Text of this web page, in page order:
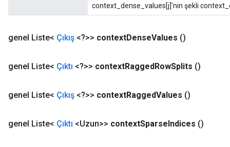
context_dense_values[j]'nin şekli
genel Liste< Çıkış <?>> contextDenseValues ​​()
genel Liste< Çıktı <?>> contextRaggedRowSplits ()
genel Liste< Çıkış <?>> contextRaggedValues ​​()
genel Liste< Çıktı <Uzun>> contextSparseIndices ()